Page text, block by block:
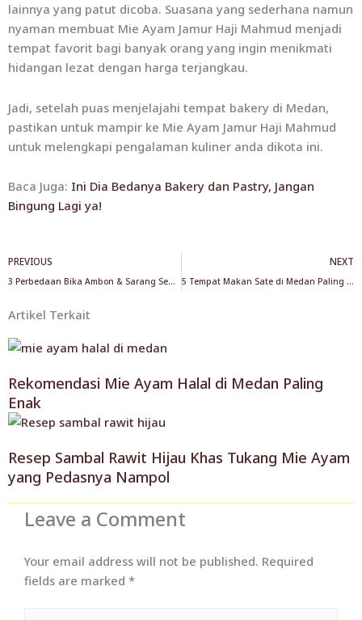
lainnya yang patut dicoba. Suasana yang sederhana namun
nyaman membuat Mie Ayam Jamur Haji Mahmud menjadi
tempat favorit bagi banyak orang yang ingin menikmati
hidangan lezat dengan harga terjangkau.
Jadi, setelah puas menjelajahi tempat bakery di Medan,
pastikan untuk mampir ke Mie Ayam Jamur Haji Mahmud
untuk melengkapi pengalaman kuliner anda dikota ini.
Baca Juga: Ini Dia Bedanya Bakery dan Pastry, Jangan
Bingung Lagi ya!
Prev
PREVIOUS
3 Perbedaan Bika Ambon & Sarang Semut, Kue Lezat Nan Populer
NEXT
5 Tempat Makan Sate di Medan Paling Recommended!
Artikel Terkait
Rekomendasi Mie Ayam Halal di Medan Paling
Enak
Resep Sambal Rawit Hijau Khas Tukang Mie Ayam
yang Pedasnya Nampol
Leave a Comment
Your email address will not be published. Required
fields are marked *